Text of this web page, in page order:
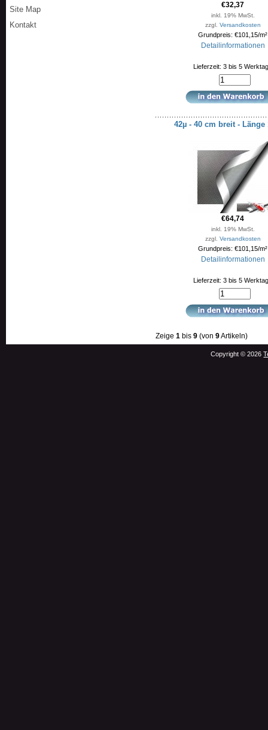
€32,37
inkl. 19% MwSt.
zzgl. Versandkosten
Grundpreis: €101,15/m²
Detailinformationen
Lieferzeit: 3 bis 5
42µ - 40 cm breit - Länge
€64,74
inkl. 19% MwSt.
zzgl. Versandkosten
Grundpreis: €101,15/m²
Detailinformationen
Lieferzeit: 3 bis 5
Zeige 1 bis 9 (von 9Artikeln)
Site Map
Kontakt
Copyright © 2026